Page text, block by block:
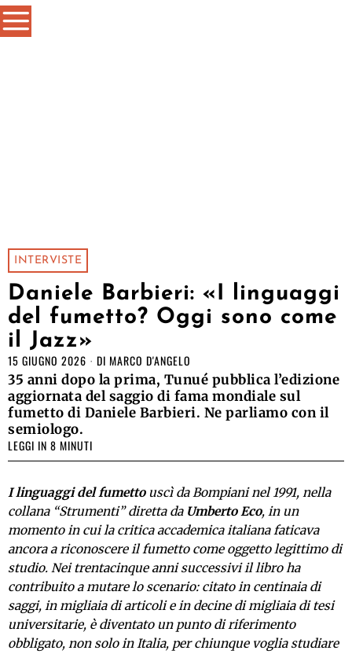
INTERVISTE
Daniele Barbieri: «I linguaggi
del fumetto? Oggi sono come
il Jazz»
15 GIUGNO 2026 DI MARCO D'ANGELO
35 anni dopo la prima, Tunué pubblica l’edizione
aggiornata del saggio di fama mondiale sul
fumetto di Daniele Barbieri. Ne parliamo con il
semiologo.
LEGGI IN 8 MINUTI
I linguaggi del fumettouscì da Bompiani nel 1991, nella
collana “Strumenti” diretta da Umberto Eco, in un
momento in cui la critica accademica italiana faticava
ancora a riconoscere il fumetto come oggetto legittimo di
studio. Nei trentacinque anni successivi il libro ha
contribuito a mutare lo scenario: citato in centinaia di
saggi, in migliaia di articoli e in decine di migliaia di tesi
universitarie, è diventato un punto di riferimento
obbligato, non solo in Italia, per chiunque voglia studiare